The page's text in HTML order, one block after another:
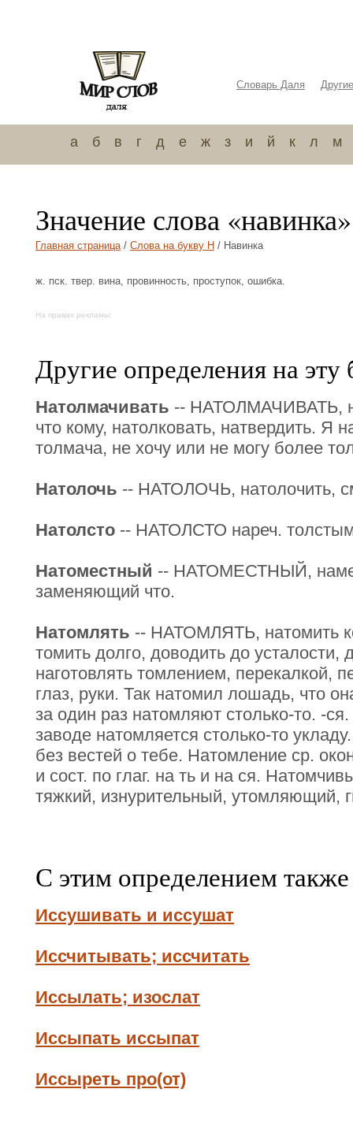
Словарь Даля
а б в г д е ж з и й к л м
Значение слова «навинка»
Главная страница/ Слова на букву Н / Навинка
ж. пск. твер. вина, провинность, проступок, ошибка.
На правах рекламы:
Другие определения на эту
Натолмачивать -- НАТОЛМАЧИВАТЬ,
что кому, натолковать, натвердить. Я
толмача, не хочу или не могу более
Натолочь -- НАТОЛОЧЬ, натолочить,
Натолсто -- НАТОЛСТО нареч.
Натоместный -- НАТОМЕСТНЫЙ,
заменяющий что.
Натомлять -- НАТОМЛЯТЬ, натомить
томить долго, доводить до усталости,
наготовлять томлением, перекалкой,
глаз, руки. Так натомил лошадь, что
за один раз натомляют столько-то. -
заводе натомляется столько-то
без вестей о тебе. Натомление ср.
и сост. по глаг. на ть и на ся.
тяжкий, изнурительный, утомляющий,
С этим определением
Иссушивать и иссушат
Иссчитывать; иссчитать
Иссылать; изослат
Иссыпать иссыпат
Иссыреть про(от)